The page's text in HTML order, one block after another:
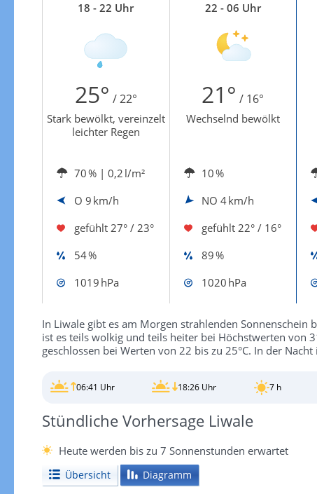
18 - 22 Uhr
22 - 06 Uhr
25° / 22° 21° / 16°
Stark bewölkt, vereinzelt
leichter Regen
Wechselnd bewölkt
70 % | 0,2 l/m² 10 %
O 9 km/h NO 4 km/h
gefühlt 27° / 23° gefühlt 22° / 16°
54 %
89 %
1019 hPa
1020 hPa
In Liwale gibt es am Morgen strahlenden Sonnenschein
ist es teils wolkig und teils heiter bei Höchstwerten von
geschlossen bei Werten von 22 bis zu 25°C. In der
06:41 Uhr 18:26 Uhr 7 h
Stündliche Vorhersage Liwale
Heute werden bis zu 7 Sonnenstunden erwartet
Übersicht Diagramm
Windgeschwindigkeiten in 3h
Zur Windgeschwindigkeitenkarte